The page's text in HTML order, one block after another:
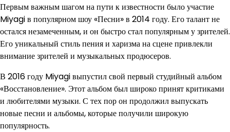
Первым важным шагом на пути к известности было участие
Miyagi в популярном шоу «Песни» в 2014 году. Его талант не
остался незамеченным, и он быстро стал популярным у зрителей.
Его уникальный стиль пения и харизма на сцене привлекли
внимание зрителей и музыкальных продюсеров.
В 2016 году Miyagi выпустил свой первый студийный альбом
«Восстановление». Этот альбом был широко принят критиками
и любителями музыки. С тех пор он продолжил выпускать
новые песни и альбомы, которые получили широкую
популярность.